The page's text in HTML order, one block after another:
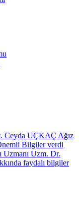
Ceyda UÇKAÇ Ağız
Bilgiler verdi
Uzmanı Uzm. Dr.
faydalı bilgiler